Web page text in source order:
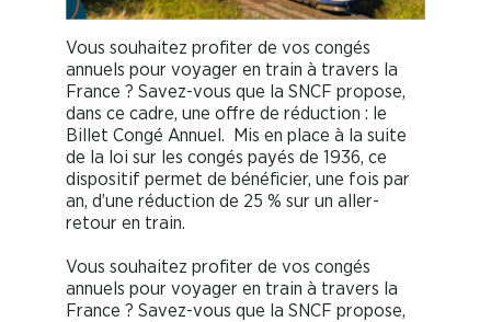
Vous souhaitez profiter de vos congés
annuels pour voyager en train à travers la
France ? Savez-vous que la SNCF propose,
dans ce cadre, une offre de réduction : le
Billet Congé Annuel. Mis en place à la suite
de la loi sur les congés payés de 1936, ce
dispositif permet de bénéficier, une fois par
an, d’une réduction de 25 % sur un aller-
retour en train.
Vous souhaitez profiter de vos congés
annuels pour voyager en train à travers la
France ? Savez-vous que la SNCF propose,